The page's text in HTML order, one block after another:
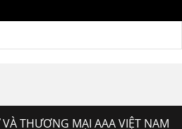
tem inox là khả năng chống
THƯƠNG MẠI AAA VIỆT NAM